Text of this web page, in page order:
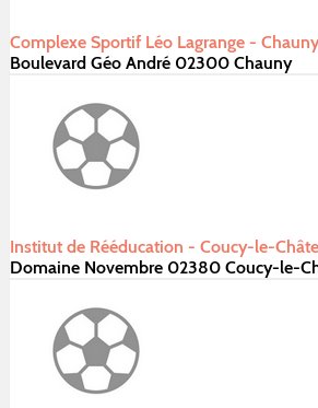
Complexe Sportif Léo Lagrange - Chauny
Boulevard Géo André 02300 Chauny
Institut de Rééducation - Coucy-le-
Domaine Novembre 02380 Coucy-le-